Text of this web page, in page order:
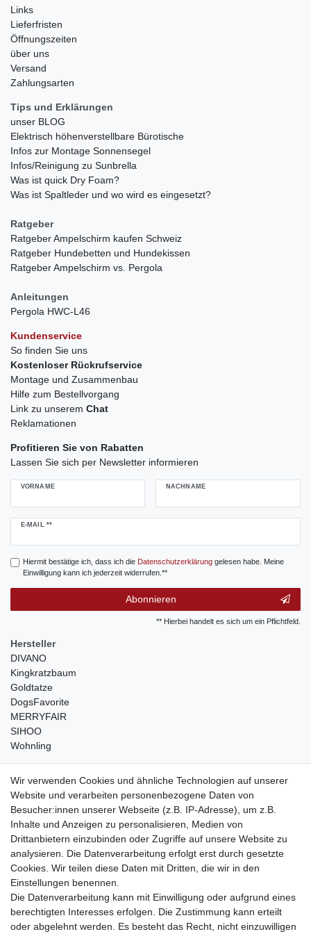
Links
Lieferfristen
Öffnungszeiten
über uns
Versand
Zahlungsarten
Tips und Erklärungen
unser BLOG
Elektrisch höhenverstellbare Bürotische
Infos zur Montage Sonnensegel
Infos/Reinigung zu Sunbrella
Was ist quick Dry Foam?
Was ist Spaltleder und wo wird es eingesetzt?
Ratgeber
Ratgeber Ampelschirm kaufen Schweiz
Ratgeber Hundebetten und Hundekissen
Ratgeber Ampelschirm vs. Pergola
Anleitungen
Pergola HWC-L46
Kundenservice
So finden Sie uns
Kostenloser Rückrufservice
Montage und Zusammenbau
Hilfe zum Bestellvorgang
Link zu unserem Chat
Reklamationen
Profitieren Sie von Rabatten
Lassen Sie sich per Newsletter informieren
VORNAME NACHNAME
E-MAIL **
Newsletter
Hiermit bestätige ich, dass ich die Daten­schutz­erklärunggelesen habe. Meine
Einwilligung kann ich jederzeit widerrufen.**
Abonnieren
** Hierbei handelt es sich um ein Pflichtfeld.
Hersteller
DIVANO
Kingkratzbaum
Goldtatze
DogsFavorite
MERRYFAIR
SIHOO
Wohnling
weitere Shops
traumlampen- Lampen und Kronleuchter
kinderwagencenter- Exklusive und günstige Kinderwagen
gastrogeraete24- alles für Gastronomie und Imbiss
soziale Medien
Facebook
sicher einkaufen
Wir verwenden Cookies und ähnliche Technologien auf unserer
Website und verarbeiten personenbezogene Daten von
Besucher:innen unserer Webseite (z.B. IP-Adresse), um z.B.
Inhalte und Anzeigen zu personalisieren, Medien von
Drittanbietern einzubinden oder Zugriffe auf unsere Website zu
analysieren. Die Datenverarbeitung erfolgt erst durch gesetzte
Cookies. Wir teilen diese Daten mit Dritten, die wir in den
Einstellungen benennen.
Die Datenverarbeitung kann mit Einwilligung oder aufgrund eines
berechtigten Interesses erfolgen. Die Zustimmung kann erteilt
oder abgelehnt werden. Es besteht das Recht, nicht einzuwilligen